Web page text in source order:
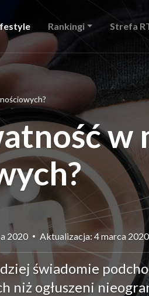
Rankingi Strefa
w
2020 Aktualizacja: 4 marca 2020
świadomie
niż ogłuszeni